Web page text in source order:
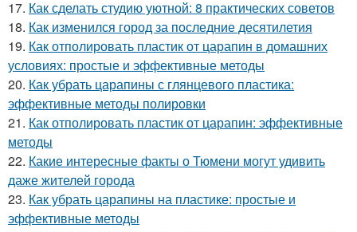
17. Как сделать студию уютной: 8 практических советов
18. Как изменился город за последние десятилетия
19. Как отполировать пластик от царапин в домашних
условиях: простые и эффективные методы
20. Как убрать царапины с глянцевого пластика:
эффективные методы полировки
21. Как отполировать пластик от царапин: эффективные
методы
22. Какие интересные факты о Тюмени могут удивить
даже жителей города
23. Как убрать царапины на пластике: простые и
эффективные методы